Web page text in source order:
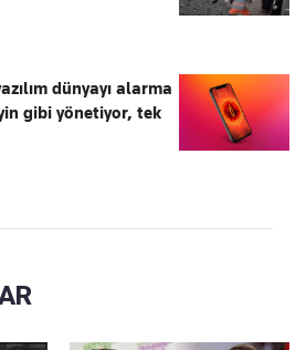
dünyayı alarma
gibi yönetiyor, tek